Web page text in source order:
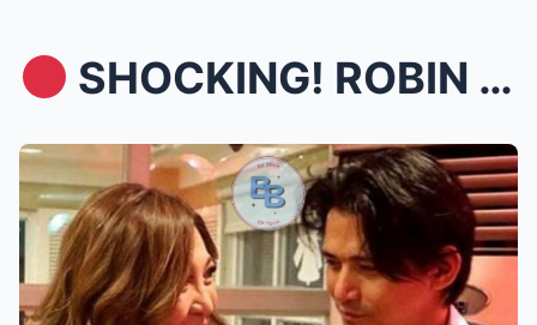
SHOCKING! ROBIN PADILLA AT ANAK NI SHARON CUNETA...